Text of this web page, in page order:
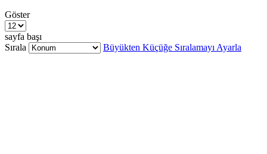
Göster
sayfa başı
Sırala
Büyükten Küçüğe Sıralamayı Ayarla